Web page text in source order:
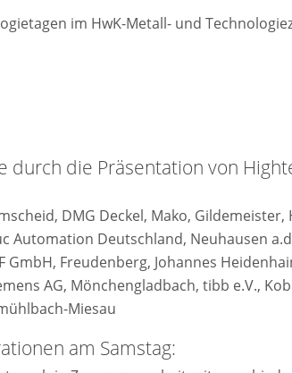
im HwK-Metall- und
die Präsentation von
DMG Deckel, Mako,
Automation Deutschland, Neuhausen
GmbH, Freudenberg, Johannes
AG, Mönchengladbach, tibb e.V.,
Miesau
am Samstag: